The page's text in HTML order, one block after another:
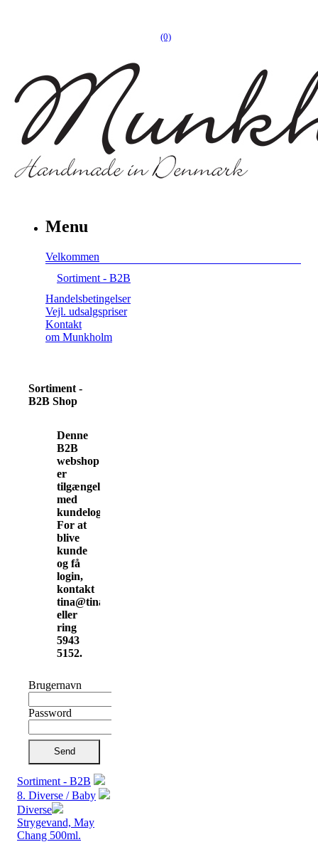
(0)
Menu
Velkommen
Sortiment - B2B
Handelsbetingelser
Vejl. udsalgspriser
Kontakt
om Munkholm
Sortiment -
B2B Shop
Denne
B2B
webshop
er
tilgængelig
med
kundelogin.
For at
blive
kunde
og få
login,
kontakt
tina@tinamunkholm.dk
eller
ring
5943
5152.
Brugernavn
Password
Send
Sortiment - B2B
8. Diverse / Baby
Diverse
Strygevand, May
Chang 500ml.